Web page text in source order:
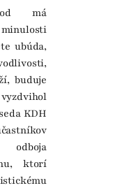
má
ubúda,
buduje
KDH
odboja
ktorí